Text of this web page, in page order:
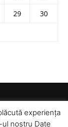
29
30
experiența
nostru Date